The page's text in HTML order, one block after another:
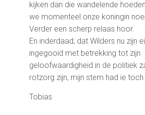
kijken dan die wandelende
we momenteel onze koningin
Verder een scherp relaas hoor.
En inderdaad; dat Wilders nu zijn
ingegooid met betrekking tot zijn
geloofwaardigheid in de politiek
rotzorg zijn, mijn stem had ie toch
Tobias